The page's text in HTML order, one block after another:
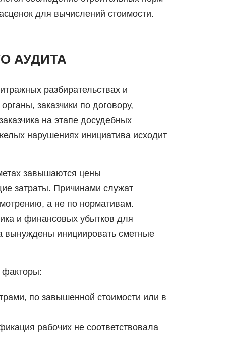
для вычислений стоимости.
АУДИТА
разбирательствах и
заказчики по договору,
на этапе досудебных
нарушениях инициатива исходит
завышаются цены
затраты. Причинами служат
а не по нормативам.
и финансовых убытков для
вынуждены инициировать сметные
факторы:
по завышенной стоимости или в
рабочих не соответствовала